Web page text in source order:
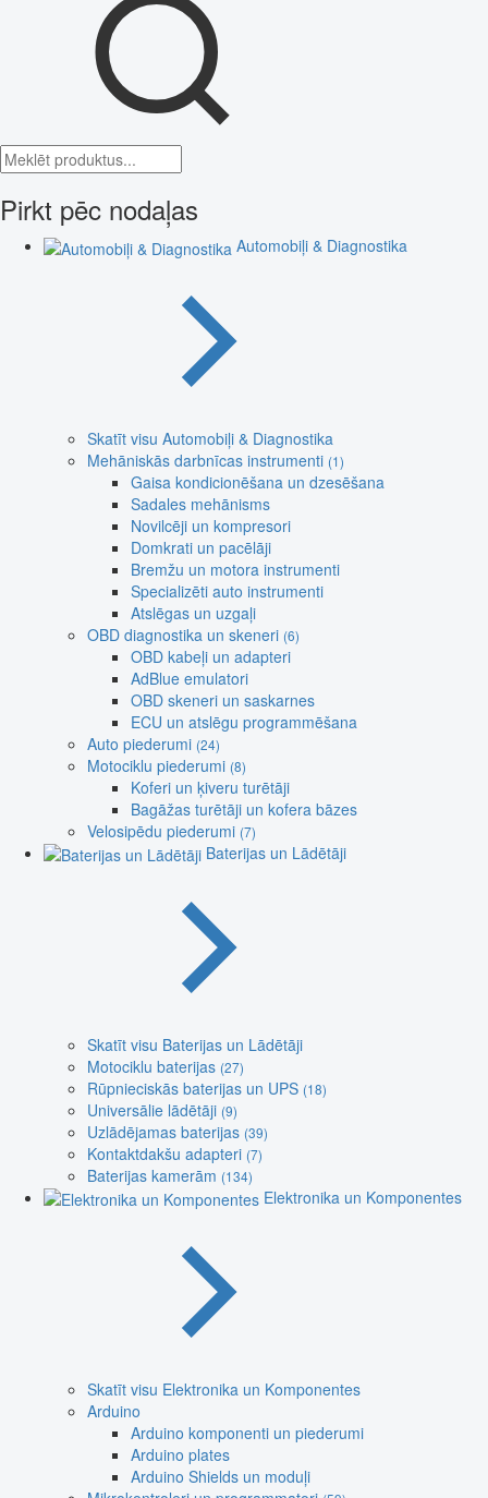
Pirkt pēc nodaļas
Automobiļi & Diagnostika
Skatīt visu Automobiļi & Diagnostika
Mehāniskās darbnīcas instrumenti (1)
Gaisa kondicionēšana un dzesēšana
Sadales mehānisms
Novilcēji un kompresori
Domkrati un pacēlāji
Bremžu un motora instrumenti
Specializēti auto instrumenti
Atslēgas un uzgaļi
OBD diagnostika un skeneri (6)
OBD kabeļi un adapteri
AdBlue emulatori
OBD skeneri un saskarnes
ECU un atslēgu programmēšana
Auto piederumi (24)
Motociklu piederumi (8)
Koferi un ķiveru turētāji
Bagāžas turētāji un kofera bāzes
Velosipēdu piederumi (7)
Baterijas un Lādētāji
Skatīt visu Baterijas un Lādētāji
Motociklu baterijas (27)
Rūpnieciskās baterijas un UPS (18)
Universālie lādētāji (9)
Uzlādējamas baterijas (39)
Kontaktdakšu adapteri (7)
Baterijas kamerām (134)
Elektronika un Komponentes
Skatīt visu Elektronika un Komponentes
Arduino
Arduino komponenti un piederumi
Arduino plates
Arduino Shields un moduļi